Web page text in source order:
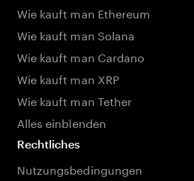
Wie kauft man Ethereum
Wie kauft man Solana
Wie kauft man Cardano
Wie kauft man XRP
Wie kauft man Tether
Alles einblenden
Rechtliches
Nutzungsbedingungen